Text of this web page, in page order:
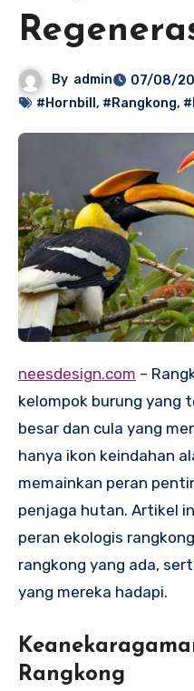
By admin
07/08/
#Hornbill , #Rangkong,
neesdesign.com –
kelompok burung yang
besar dan cula yang
hanya ikon keindahan
memainkan peran
penjaga hutan. Artikel
peran ekologis
rangkong yang ada,
yang mereka hadapi.
Rangkong